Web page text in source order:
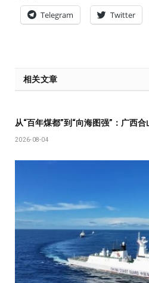
Telegram Twitter
相关文章
从“百年煤都”到“向海图强”：广西
2026-08-04